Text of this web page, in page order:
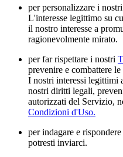
per personalizzare i
L'interesse legittimo su
il nostro interesse a
ragionevolmente mirato.
per far rispettare i nostri
prevenire e combattere
I nostri interessi legittimi
nostri diritti legali,
autorizzati del Servizio,
Condizioni d'Uso.
per indagare e
potresti inviarci.